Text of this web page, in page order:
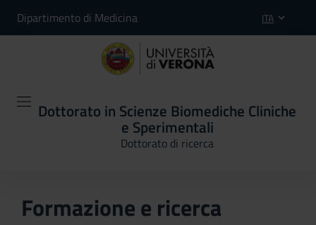
Dipartimento di Medicina ITA
Dottorato in Scienze Biomediche Cliniche
e Sperimentali
Dottorato di ricerca
Formazione e ricerca